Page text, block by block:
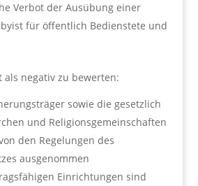
Verbot der Ausübung einer
für öffentlich Bedienstete und
als negativ zu bewerten:
sowie die gesetzlich
und Religionsgemeinschaften
den Regelungen des
ausgenommen
Einrichtungen sind